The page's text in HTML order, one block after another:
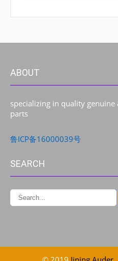
ABOUT
specializing in quality
parts
鲁ICP备16000039号
SEARCH